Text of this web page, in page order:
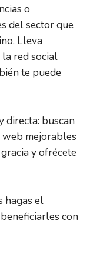
o
del sector que
Lleva
la red social
te puede
directa: buscan
web mejorables
y ofrécete
hagas el
con